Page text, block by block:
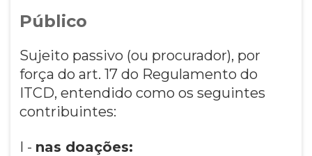
Público
Sujeito passivo (ou procurador), por
força do art. 17 do Regulamento do
ITCD, entendido como os seguintes
contribuintes:
I - nas doações: